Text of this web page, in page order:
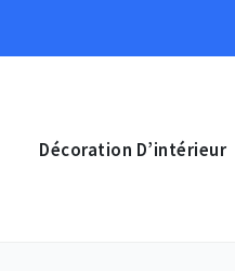
Décoration D’intérieur